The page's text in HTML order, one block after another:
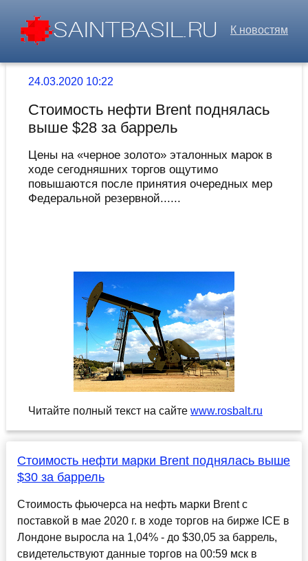
К новостям
24.03.2020 10:22
Стоимость нефти Brent поднялась
выше $28 за баррель
Цены на «черное золото» эталонных марок в
ходе сегодняшних торгов ощутимо
повышаются после принятия очередных мер
Федеральной резервной......
Читайте полный текст на сайте www.rosbalt.ru
Стоимость нефти марки Brent поднялась выше
$30 за баррель
Стоимость фьючерса на нефть марки Brent с
поставкой в мае 2020 г. в ходе торгов на бирже ICE в
Лондоне выросла на 1,04% - до $30,05 за баррель,
свидетельствуют данные торгов на 00:59 мск в